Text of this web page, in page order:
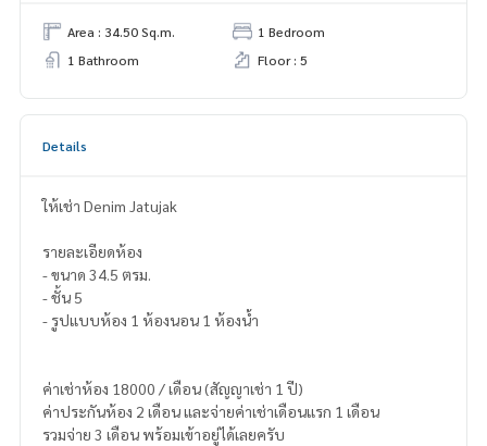
Area : 34.50 Sq.m.
1 Bedroom
1 Bathroom
Floor : 5
Details
ให้เช่า Denim Jatujak
รายละเอียดห้อง
- ขนาด 34.5 ตรม.
- ชั้น 5
- รูปแบบห้อง 1 ห้องนอน 1 ห้องน้ำ
ค่าเช่าห้อง 18000 / เดือน (สัญญาเช่า 1 ปี)
ค่าประกันห้อง 2 เดือน และจ่ายค่าเช่าเดือนแรก 1 เดือน
รวมจ่าย 3 เดือน พร้อมเข้าอยู่ได้เลยครับ